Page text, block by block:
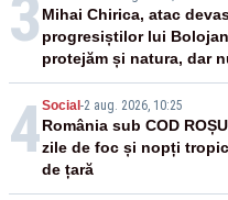
3 Mihai Chirica, atac
progresiștilor lui
protejăm și natura, dar
omaneii în stare
4Social -2 aug. 2026, 10:25
România sub COD
zile de foc și nopți
de țară